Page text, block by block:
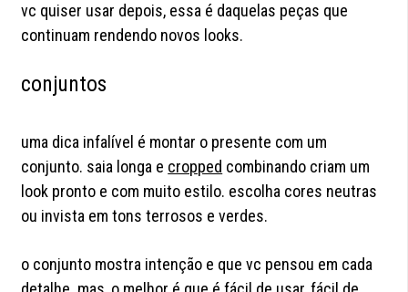
vc quiser usar depois, essa é daquelas peças que
continuam rendendo novos looks.
conjuntos
uma dica infalível é montar o presente com um
conjunto. saia longa e cropped combinando criam um
look pronto e com muito estilo. escolha cores neutras
ou invista em tons terrosos e verdes.
o conjunto mostra intenção e que vc pensou em cada